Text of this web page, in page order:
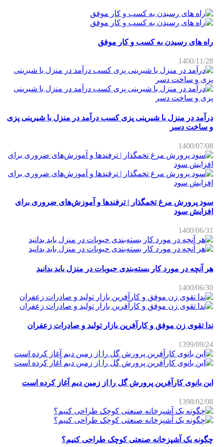
راه های رسیدن به کسب و کار موفق
1400/11/28
درآمد در منزل با شیرینی پزی کسب درآمد در منزل با شیرینی پزی
و ساخت دسر
1400/07/08
سود پرورش مرغ تخمگذار | ترفندها و آموزش‌های ضروری برای
افزایش سود
1400/06/31
هر آنچه در مورد کار بسته‌بندی حبوبات در منزل باید بدانید
1400/06/30
ندا تقوی زن موفق و کارآفرین بازار تولید و صادرات زعفران
1399/09/24
این بانوی کارآفرین پرورش گل را از زمین دیم آغاز کرده است
1398/02/08
چگونه یک آشپزخانه صنعتی کوچک طراحی کنیم؟